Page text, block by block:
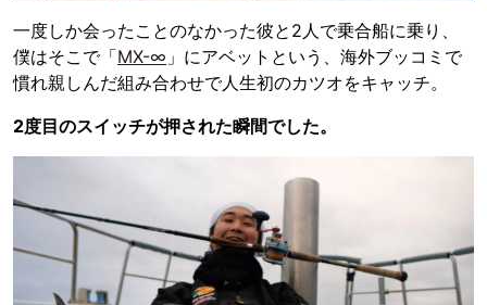
一度しか会ったことのなかった彼と2人で乗合船に乗り、
僕はそこで「MX-∞ 」にアベットという、海外ブッコミで
慣れ親しんだ組み合わせで人生初のカツオをキャッチ。
2度目のスイッチが押された瞬間でした。